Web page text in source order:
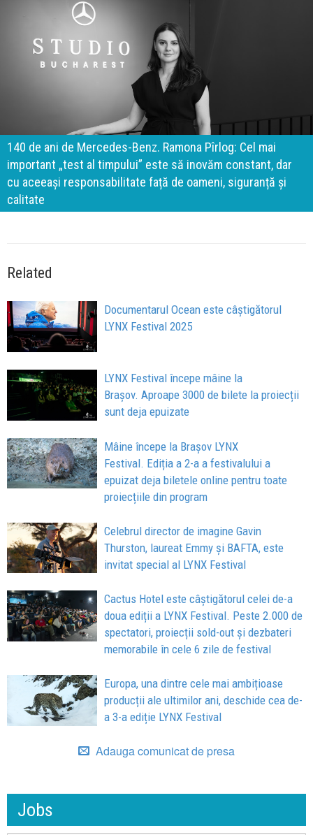
140 de ani de Mercedes-Benz. Ramona Pîrlog: Cel mai
important „test al timpului” este să inovăm constant, dar
cu aceeași responsabilitate față de oameni, siguranță și
calitate
Related
Documentarul Ocean este câștigătorul
LYNX Festival 2025
LYNX Festival începe mâine la
Brașov. Aproape 3000 de bilete la proiecții
sunt deja epuizate
Mâine începe la Brașov LYNX
Festival. Ediția a 2-a a festivalului a
epuizat deja biletele online pentru toate
proiecțiile din program
Celebrul director de imagine Gavin
Thurston, laureat Emmy și BAFTA, este
invitat special al LYNX Festival
Cactus Hotel este câștigătorul celei de-a
doua ediții a LYNX Festival. Peste 2.000 de
spectatori, proiecții sold-out și dezbateri
memorabile în cele 6 zile de festival
Europa, una dintre cele mai ambițioase
producții ale ultimilor ani, deschide cea de-
a 3-a ediție LYNX Festival
Adauga comunicat de presa
Jobs